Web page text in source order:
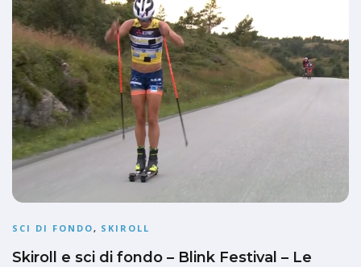
SCI DI FONDO, SKIROLL
Skiroll e sci di fondo – Blink Festival – Le